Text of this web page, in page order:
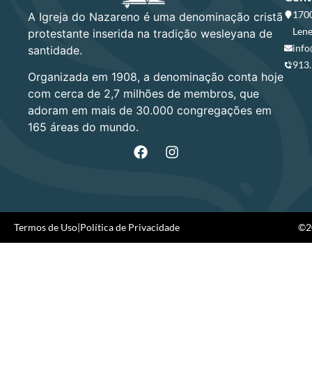
A Igreja do Nazareno é uma denominação cristã
protestante inserida na tradição wesleyana de
santidade.
Organizada em 1908, a denominação conta hoje
com cerca de 2,7 milhões de membros, que
adoram em mais de 30.000 congregações em
165 áreas do mundo.
Termos de Uso|Política de Privacidade